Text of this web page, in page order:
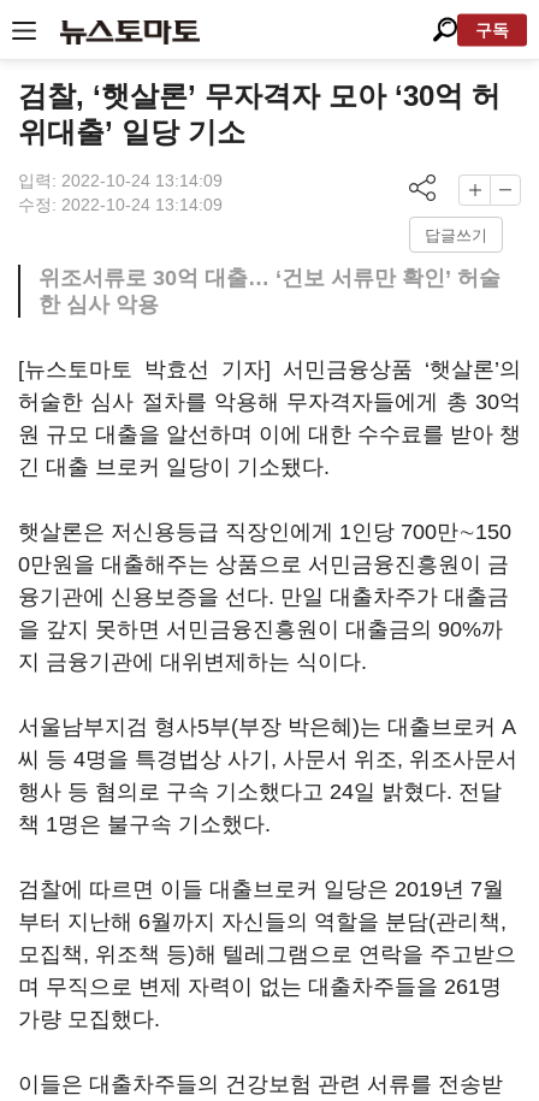
구독
검찰, ‘햇살론’ 무자격자 모아 ‘30억 허
위대출’ 일당 기소
입력: 2022-10-24 13:14:09
수정: 2022-10-24 13:14:09
답글쓰기
위조서류로 30억 대출… ‘건보 서류만 확인’ 허술
한 심사 악용
[뉴스토마토 박효선 기자] 서민금융상품 ‘햇살론’의
허술한 심사 절차를 악용해 무자격자들에게 총 30억
원 규모 대출을 알선하며 이에 대한 수수료를 받아 챙
긴 대출 브로커 일당이 기소됐다.
햇살론은 저신용등급 직장인에게 1인당 700만∼150
0만원을 대출해주는 상품으로 서민금융진흥원이 금
융기관에 신용보증을 선다. 만일 대출차주가 대출금
을 갚지 못하면 서민금융진흥원이 대출금의 90%까
지 금융기관에 대위변제하는 식이다.
서울남부지검 형사5부(부장 박은혜)는 대출브로커 A
씨 등 4명을 특경법상 사기, 사문서 위조, 위조사문서
행사 등 혐의로 구속 기소했다고 24일 밝혔다. 전달
책 1명은 불구속 기소했다.
검찰에 따르면 이들 대출브로커 일당은 2019년 7월
부터 지난해 6월까지 자신들의 역할을 분담(관리책,
모집책, 위조책 등)해 텔레그램으로 연락을 주고받으
며 무직으로 변제 자력이 없는 대출차주들을 261명
가량 모집했다.
이들은 대출차주들의 건강보험 관련 서류를 전송받